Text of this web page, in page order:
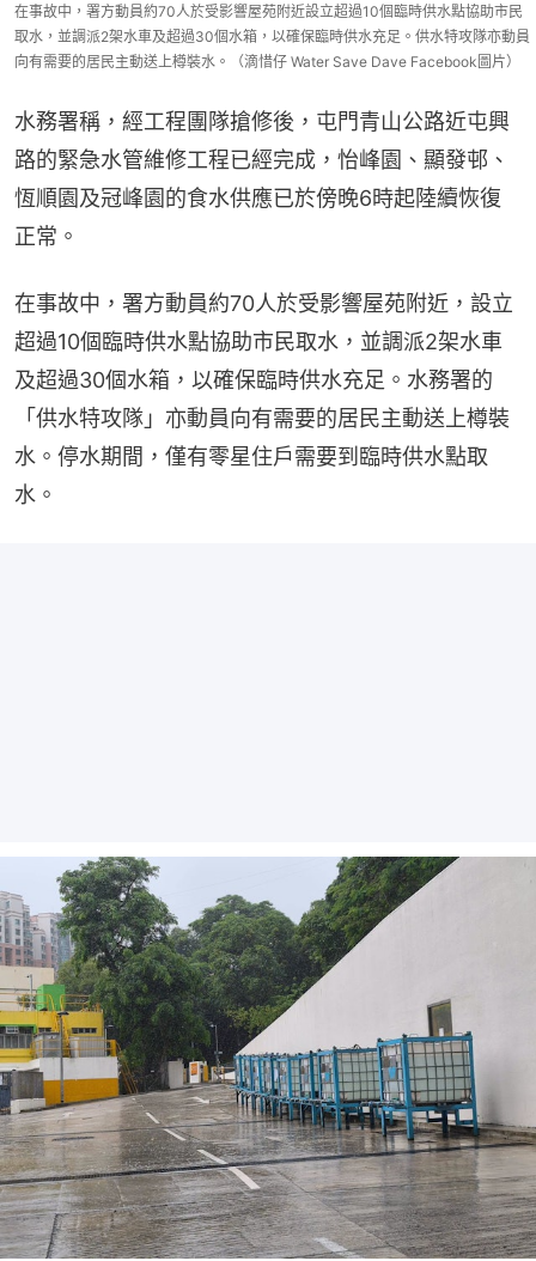
在事故中，署方動員約70人於受影響屋苑附近設立超過10個臨時供水點協助市民
取水，並調派2架水車及超過30個水箱，以確保臨時供水充足。供水特攻隊亦動員
向有需要的居民主動送上樽裝水。（滴惜仔 Water Save Dave Facebook圖片）
水務署稱，經工程團隊搶修後，屯門青山公路近屯興
路的緊急水管維修工程已經完成，怡峰園、顯發邨、
恆順園及冠峰園的食水供應已於傍晚6時起陸續恢復
正常。
在事故中，署方動員約70人於受影響屋苑附近，設立
超過10個臨時供水點協助市民取水，並調派2架水車
及超過30個水箱，以確保臨時供水充足。水務署的
「供水特攻隊」亦動員向有需要的居民主動送上樽裝
水。停水期間，僅有零星住戶需要到臨時供水點取
水。